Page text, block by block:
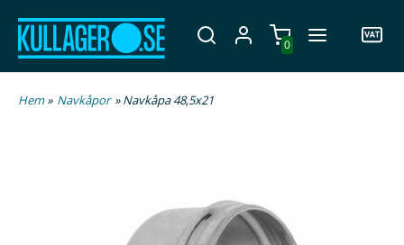
0
Hem» Navkåpor » Navkåpa 48,5x21